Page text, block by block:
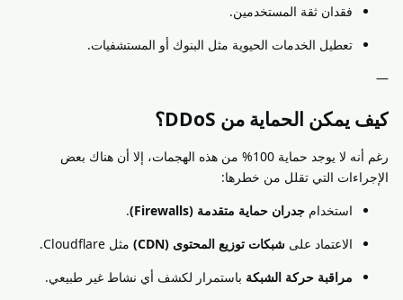
فقدان ثقة المستخدمين.
تعطيل الخدمات الحيوية مثل البنوك أو المستشفيات.
—
كيف يمكن الحماية من DDoS؟
رغم أنه لا يوجد حماية 100% من هذه الهجمات، إلا أن هناك بعض
الإجراءات التي تقلل من خطرها:
استخدام جدران حماية متقدمة (Firewalls)
.
الاعتماد على شبكات توزيع المحتوى (CDN)
مثل Cloudflare.
مراقبة حركة الشبكة باستمرار لكشف أي نشاط غير طبيعي.